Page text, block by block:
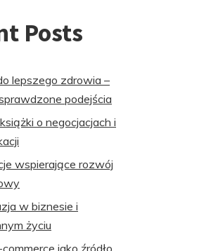
Posts
lepszego zdrowia –
podejścia
o negocjacjach i
wspierające rozwój
w biznesie i
życiu